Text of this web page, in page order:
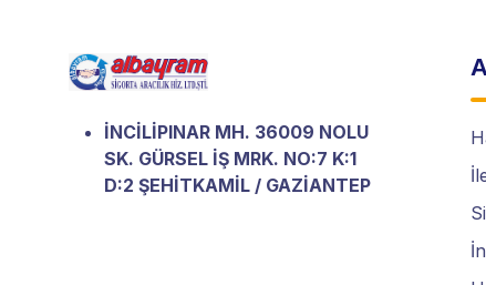
İNCİLİPINAR MH. 36009 NOLU
SK. GÜRSEL İŞ MRK. NO:7 K:1
D:2 ŞEHİTKAMİL / GAZİANTEP